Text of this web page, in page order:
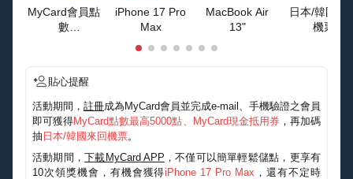
MyCard會員點
數
iPhone 17 Pro
Max
MacBook Air
13"
日本/韓國來
機票
貼心提醒
活動期間， 註冊成為MyCard會員並完成e-mail、手機驗證之會員
即可獲得MyCard點數最高5000點、MyCard現金抵用券 ，再加碼
抽 日本/韓國來回機票。
活動期間，下載MyCard APP ，不僅可以簡單輕鬆儲點，更享有
10次領獎機會，有機會獲得iPhone 17 Pro Max ，還有不定時